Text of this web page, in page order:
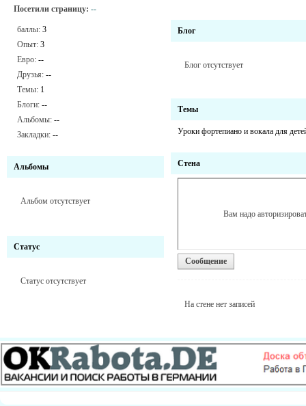
Посетили страницу: --
баллы: 3
Опыт: 3
Евро: --
Друзья: --
Темы: 1
Блоги: --
Альбомы: --
Закладки: --
Альбомы
Альбом отсутствует
Статус
Статус отсутствует
Блог
Блог отсутствует
Темы
Уроки фортепиано и вокала для
Стена
Вам надо
Сообщение
На стене нет записей